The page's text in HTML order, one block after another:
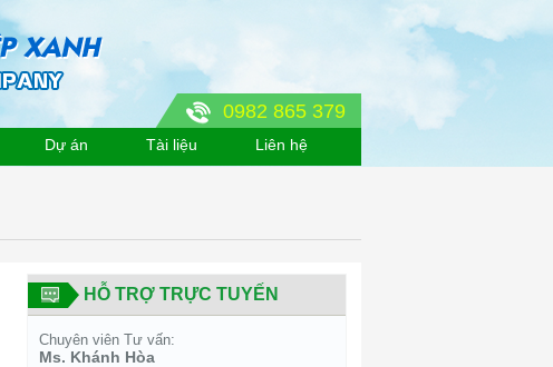
0982 865 379
Dự án Tài liệu Liên hệ
HỖ TRỢ TRỰC TUYẾN
Chuyên viên Tư vấn:
Ms. Khánh Hòa